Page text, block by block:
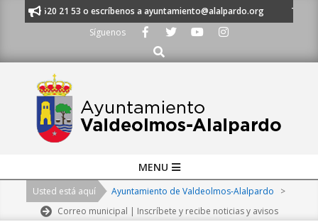
al 91 620 21 53 o escríbenos a ayuntamiento@alalpardo.org
TE
Síguenos
Buscar
Navigation
MENU
Usted está aquí Ayuntamiento de Valdeolmos-Alalpardo
>
Correo municipal | Inscríbete y recibe noticias y avisos